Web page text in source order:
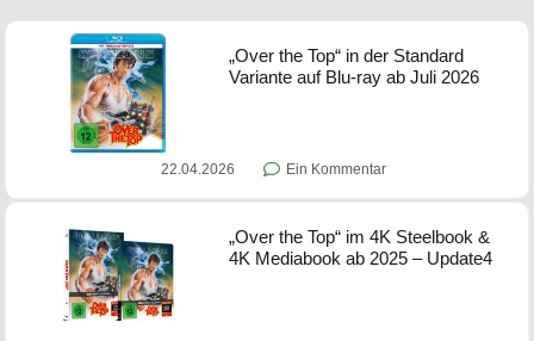
„Over the Top“ in der Standard
Variante auf Blu-ray ab Juli 2026
22.04.2026 Ein Kommentar
„Over the Top“ im 4K Steelbook &
4K Mediabook ab 2025 – Update4